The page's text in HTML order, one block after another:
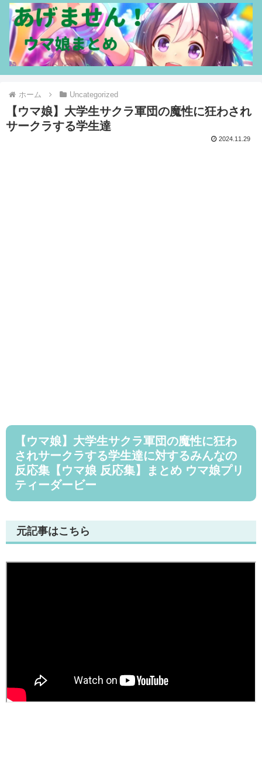
ホーム Uncategorized
【ウマ娘】大学生サクラ軍団の魔性に狂わされ
サークラする学生達
2024.11.29
【ウマ娘】大学生サクラ軍団の魔性に狂わ
されサークラする学生達に対するみんなの
反応集【ウマ娘 反応集】まとめ ウマ娘プリ
ティーダービー
元記事はこちら